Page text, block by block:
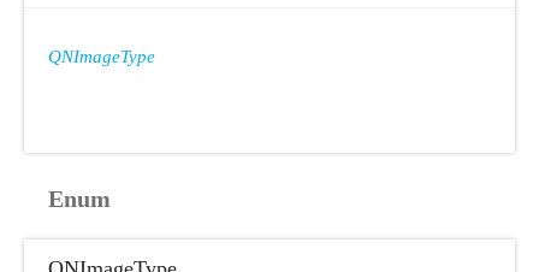
QNImageType
Enum